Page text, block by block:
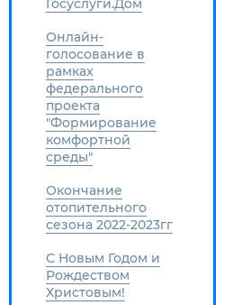
Госуслуги.Дом
Онлайн-
голосование в
рамках
федерального
проекта
"Формирование
комфортной
среды"
Окончание
отопительного
сезона 2022-2023гг
С Новым Годом и
Рождеством
Христовым!